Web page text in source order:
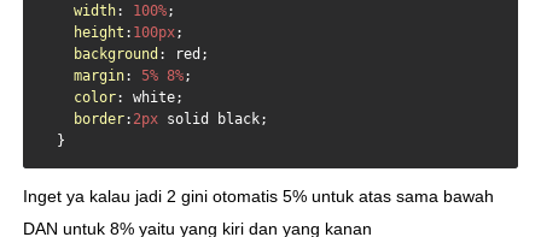
width: 100%;
height : 100px;
background : red;
margin: 5% 8%;
color: white;
border: 2px solid black;
  }
Inget ya kalau jadi 2 gini otomatis 5% untuk atas sama bawah
DAN untuk 8% yaitu yang kiri dan yang kanan